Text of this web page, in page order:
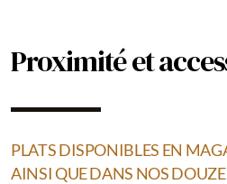
Proximité et
PLATS DISPONIBLES EN
AINSI QUE DANS NOS